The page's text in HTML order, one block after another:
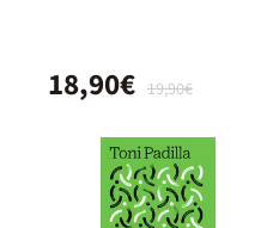
19,90€
18,90€